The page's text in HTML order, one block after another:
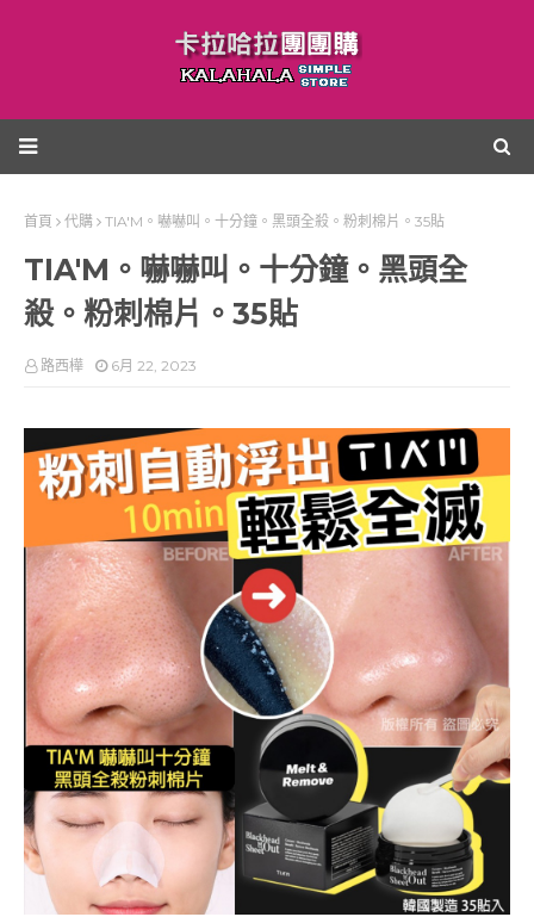
首頁 代購 TIA'M。嚇嚇叫。十分鐘。黑頭全殺。粉刺棉片。35貼
TIA'M。嚇嚇叫。十分鐘。黑頭全
殺。粉刺棉片。35貼
路西樺 6月 22, 2023